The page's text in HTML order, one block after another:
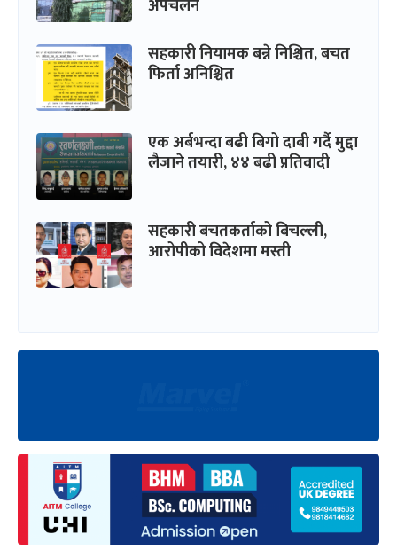
अपचलन
सहकारी नियामक बन्ने निश्चित, बचत
फिर्ता अनिश्चित
एक अर्बभन्दा बढी बिगो दाबी गर्दै मुद्दा
लैजाने तयारी, ४४ बढी प्रतिवादी
सहकारी बचतकर्ताको बिचल्ली,
आरोपीको विदेशमा मस्ती